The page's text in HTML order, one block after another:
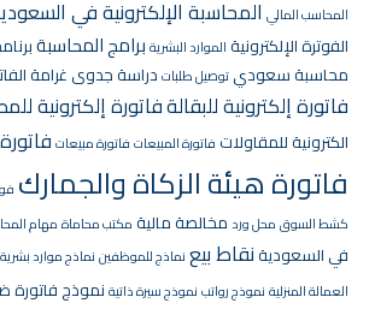
المحاسب المالي المحاسبة الإلكترونية في
الفوترة الإلكترونية الموارد البشرية برامج المحاسبة
محاسبة سعودي توصيل طلبات دراسة جدوى غرامة
فاتورة إلكترونية للبقالةفاتورة إلكترونية
الكترونية للمقاولات فاتورة المبيعات فاتورة مبيعات
فاتورة هيئة الزكاة والجمارك
كشط السوق محل ورد مخالصة مالية مكتب محاماة مهام
في السعوديةنقاط بيع نماذج للموظفين نماذج موارد بشرية
العمالة المنزلية نموذج رواتب نموذج سيرة ذاتية نموذج فاتورة